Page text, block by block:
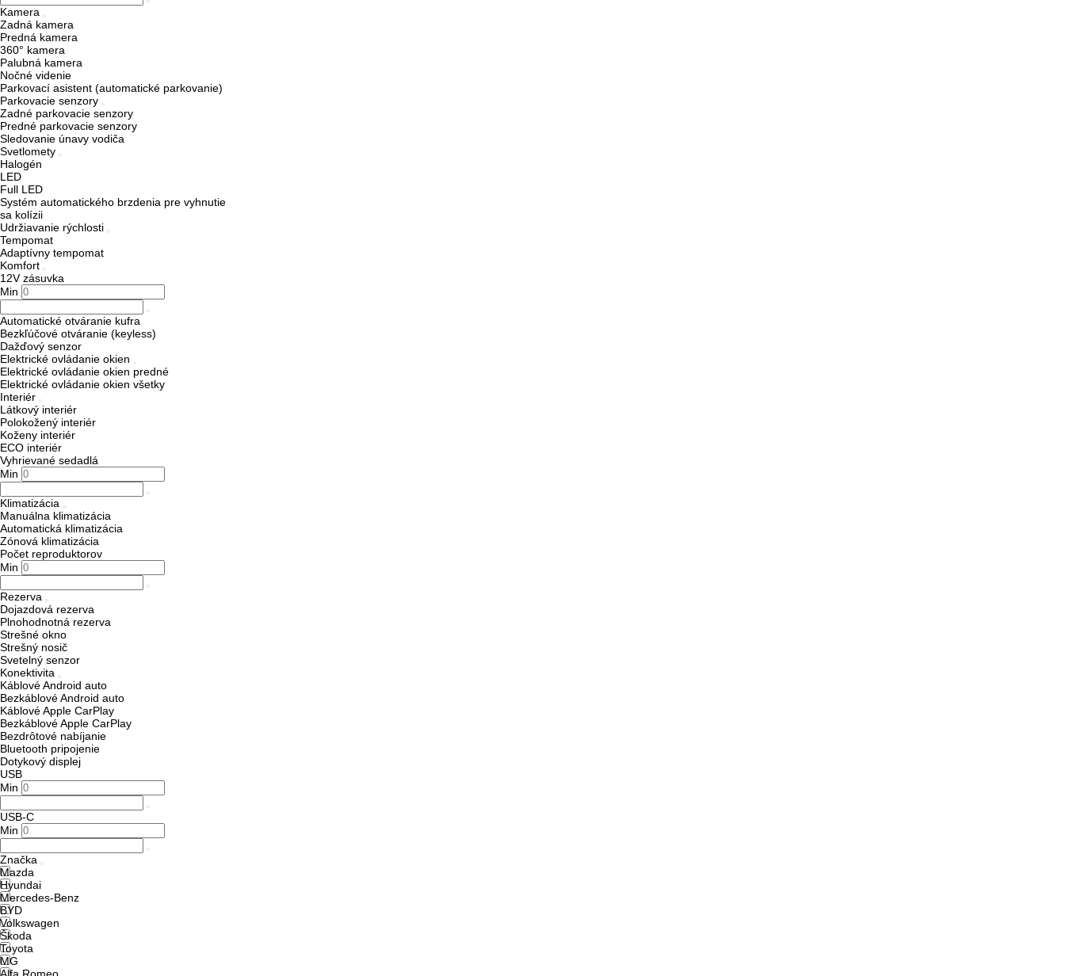
Kamera
Zadná kamera
Predná kamera
360° kamera
Palubná kamera
Nočné videnie
Parkovací asistent (automatické parkovanie)
Parkovacie senzory
Zadné parkovacie senzory
Predné parkovacie senzory
Sledovanie únavy vodiča
Svetlomety
Halogén
LED
Full LED
Systém automatického brzdenia pre vyhnutie
sa kolízii
Udržiavanie rýchlosti
Tempomat
Adaptívny tempomat
Komfort
12V zásuvka
Min
Automatické otváranie kufra
Bezkľúčové otváranie (keyless)
Dažďový senzor
Elektrické ovládanie okien
Elektrické ovládanie okien predné
Elektrické ovládanie okien všetky
Interiér
Látkový interiér
Polokožený interiér
Koženy interiér
ECO interiér
Vyhrievané sedadlá
Min
Klimatizácia
Manuálna klimatizácia
Automatická klimatizácia
Zónová klimatizácia
Počet reproduktorov
Min
Rezerva
Dojazdová rezerva
Plnohodnotná rezerva
Strešné okno
Strešný nosič
Svetelný senzor
Konektivita
Káblové Android auto
Bezkáblové Android auto
Káblové Apple CarPlay
Bezkáblové Apple CarPlay
Bezdrôtové nabíjanie
Bluetooth pripojenie
Dotykový displej
USB
Min
USB-C
Min
Značka
Mazda
Hyundai
Mercedes-Benz
BYD
Volkswagen
Škoda
Toyota
MG
Alfa Romeo